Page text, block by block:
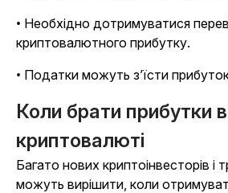
• Необхідно дотримуватися
криптовалютного прибутку.
• Податки можуть з’їсти
Коли брати прибутки в
криптовалюті
Багато нових криптоінвесторів і
можуть вирішити, коли